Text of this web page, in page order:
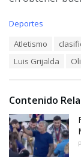
C
i
s
:
Deportes
Atletismo
Luis Grijalda
Contenido